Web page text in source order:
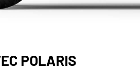
POLARIS